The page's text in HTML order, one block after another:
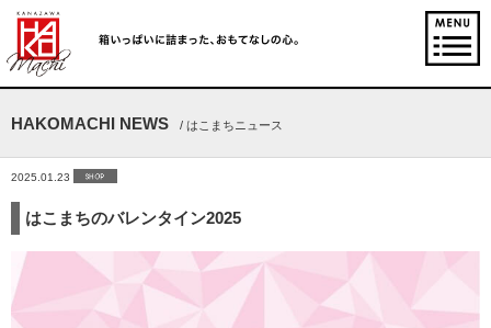
HAKOMACHI NEWS / はこまちニュース
2025.01.23
はこまちのバレンタイン2025